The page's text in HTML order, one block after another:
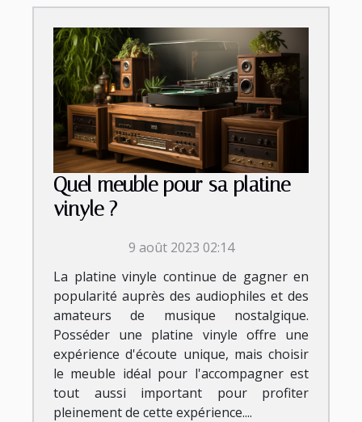
Quel meuble pour sa platine
vinyle ?
9 août 2023 02:14
La platine vinyle continue de gagner en
popularité auprès des audiophiles et des
amateurs de musique nostalgique.
Posséder une platine vinyle offre une
expérience d'écoute unique, mais choisir
le meuble idéal pour l'accompagner est
tout aussi important pour profiter
pleinement de cette expérience....